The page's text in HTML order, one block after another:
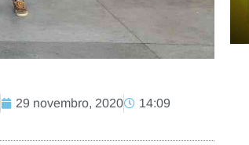
29 novembro, 2020 14:09